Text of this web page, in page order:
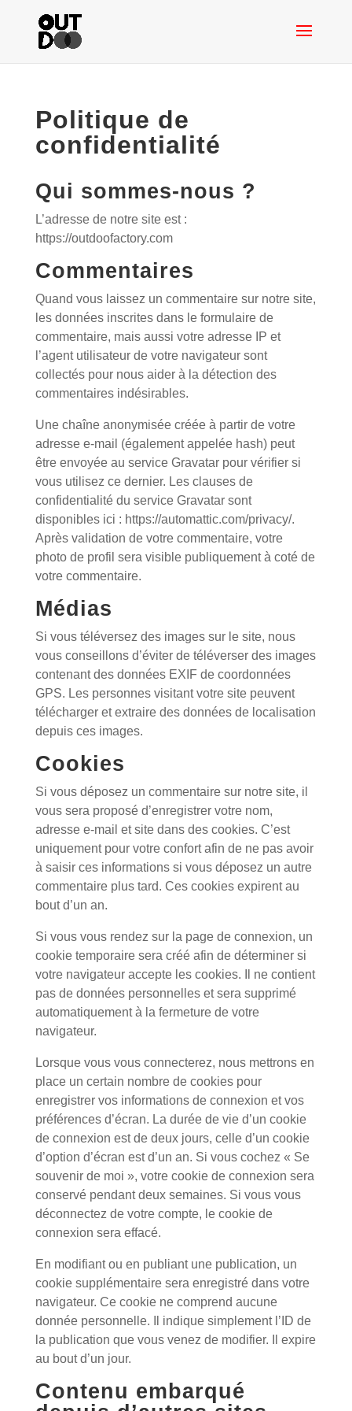
Politique de
confidentialité
Qui sommes-nous ?
L’adresse de notre site est :
https://outdoofactory.com
Commentaires
Quand vous laissez un commentaire sur notre site,
les données inscrites dans le formulaire de
commentaire, mais aussi votre adresse IP et
l’agent utilisateur de votre navigateur sont
collectés pour nous aider à la détection des
commentaires indésirables.
Une chaîne anonymisée créée à partir de votre
adresse e-mail (également appelée hash) peut
être envoyée au service Gravatar pour vérifier si
vous utilisez ce dernier. Les clauses de
confidentialité du service Gravatar sont
disponibles ici : https://automattic.com/privacy/.
Après validation de votre commentaire, votre
photo de profil sera visible publiquement à coté de
votre commentaire.
Médias
Si vous téléversez des images sur le site, nous
vous conseillons d’éviter de téléverser des images
contenant des données EXIF de coordonnées
GPS. Les personnes visitant votre site peuvent
télécharger et extraire des données de localisation
depuis ces images.
Cookies
Si vous déposez un commentaire sur notre site, il
vous sera proposé d’enregistrer votre nom,
adresse e-mail et site dans des cookies. C’est
uniquement pour votre confort afin de ne pas avoir
à saisir ces informations si vous déposez un autre
commentaire plus tard. Ces cookies expirent au
bout d’un an.
Si vous vous rendez sur la page de connexion, un
cookie temporaire sera créé afin de déterminer si
votre navigateur accepte les cookies. Il ne contient
pas de données personnelles et sera supprimé
automatiquement à la fermeture de votre
navigateur.
Lorsque vous vous connecterez, nous mettrons en
place un certain nombre de cookies pour
enregistrer vos informations de connexion et vos
préférences d’écran. La durée de vie d’un cookie
de connexion est de deux jours, celle d’un cookie
d’option d’écran est d’un an. Si vous cochez « Se
souvenir de moi », votre cookie de connexion sera
conservé pendant deux semaines. Si vous vous
déconnectez de votre compte, le cookie de
connexion sera effacé.
En modifiant ou en publiant une publication, un
cookie supplémentaire sera enregistré dans votre
navigateur. Ce cookie ne comprend aucune
donnée personnelle. Il indique simplement l’ID de
la publication que vous venez de modifier. Il expire
au bout d’un jour.
Contenu embarqué